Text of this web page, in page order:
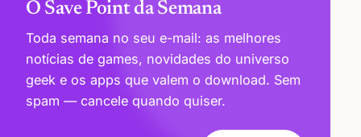
O Save Point da Semana
Toda semana no seu e-mail: as melhores
notícias de games, novidades do universo
geek e os apps que valem o download. Sem
spam — cancele quando quiser.